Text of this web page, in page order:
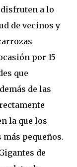
disfruten a lo
de vecinos y
por 15
que
de las
la que los
pequeños.
de